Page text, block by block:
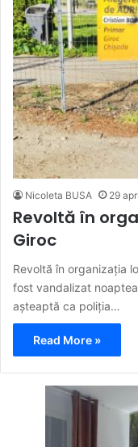
Nicoleta BUSA 29
Revoltă în
Giroc
Revoltă în organizația
fost vandalizat
așteaptă ca poliția…
Read More »